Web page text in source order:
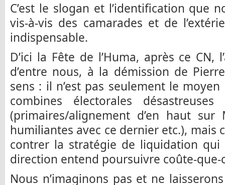
C’est le slogan et l’identification que
vis-à-vis des camarades et de
indispensable.
D’ici la Fête de l’Huma, après ce CN,
d’entre nous, à la démission de
sens : il n’est pas seulement le
combines électorales
(primaires/alignement d’en haut sur
humiliantes avec ce dernier etc.), mais
contrer la stratégie de liquidation
direction entend poursuivre coûte-que-
Nous n’imaginons pas et ne